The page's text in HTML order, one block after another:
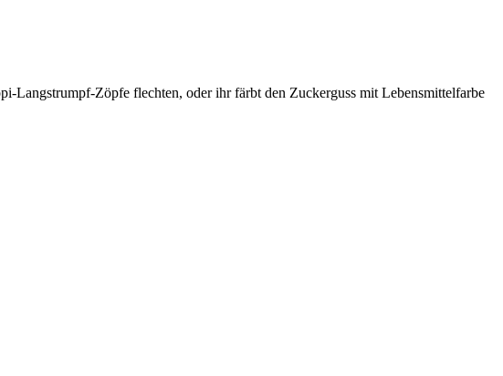
Langstrumpf-Zöpfe flechten, oder ihr färbt den Zuckerguss mit Lebensmittelfarbe